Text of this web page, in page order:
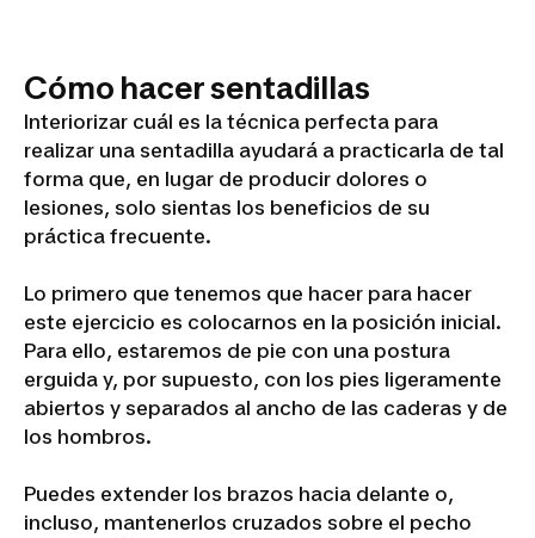
Cómo hacer sentadillas
Interiorizar cuál es la técnica perfecta para
realizar una sentadilla ayudará a practicarla de tal
forma que, en lugar de producir dolores o
lesiones, solo sientas los beneficios de su
práctica frecuente.
Lo primero que tenemos que hacer para hacer
este ejercicio es colocarnos en la posición inicial.
Para ello, estaremos de pie con una postura
erguida y, por supuesto, con los pies ligeramente
abiertos y separados al ancho de las caderas y de
los hombros.
Puedes extender los brazos hacia delante o,
incluso, mantenerlos cruzados sobre el pecho